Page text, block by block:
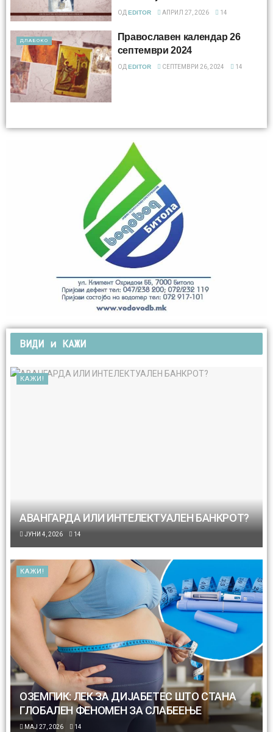
ОД EDITOR АПРИЛ 27, 2026 14
ДЛАБОКО
Православен календар 26
септември 2024
ОД EDITOR СЕПТЕМВРИ 26, 2024 14
ВИДИ и КАЖИ
КАЖИ!
АВАНГАРДА ИЛИ ИНТЕЛЕКТУАЛЕН БАНКРОТ?
ЈУНИ 4, 2026 14
КАЖИ!
ОЗЕМПИК: ЛЕК ЗА ДИЈАБЕТЕС ШТО СТАНА
ГЛОБАЛЕН ФЕНОМЕН ЗА СЛАБЕЕЊЕ
МАЈ 27, 2026 14